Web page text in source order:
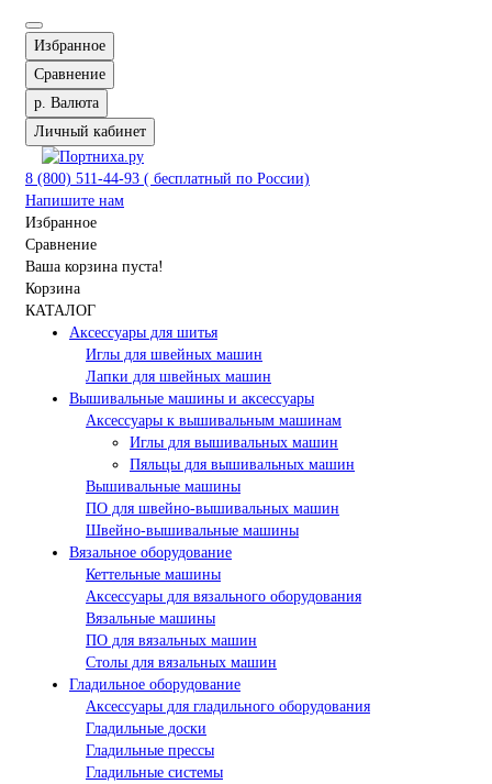
Избранное
Сравнение
р. Валюта
Личный кабинет
8 (800) 511-44-93 ( бесплатный по России)
Напишите нам
Избранное
Сравнение
Ваша корзина пуста!
Корзина
КАТАЛОГ
Аксессуары для шитья
Иглы для швейных машин
Лапки для швейных машин
Вышивальные машины и аксессуары
Аксессуары к вышивальным машинам
Иглы для вышивальных машин
Пяльцы для вышивальных машин
Вышивальные машины
ПО для швейно-вышивальных машин
Швейно-вышивальные машины
Вязальное оборудование
Кеттельные машины
Аксессуары для вязального оборудования
Вязальные машины
ПО для вязальных машин
Столы для вязальных машин
Гладильное оборудование
Аксессуары для гладильного оборудования
Гладильные доски
Гладильные прессы
Гладильные системы